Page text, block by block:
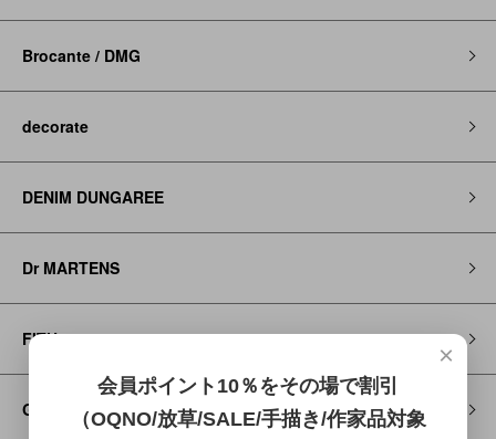
Brocante / DMG
decorate
DENIM DUNGAREE
Dr MARTENS
FITH
Go to Hollywood
×
会員ポイント10％をその場で割引
（OQNO/放草/SALE/手描き/作家品対象